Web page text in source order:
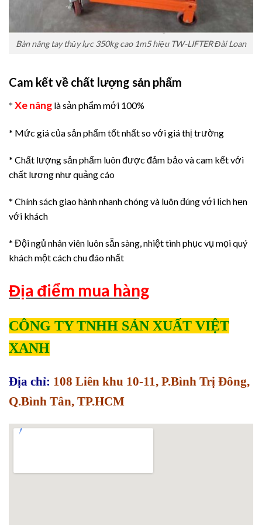
Bàn nâng tay thủy lực 350kg cao 1m5 hiệu TW-LIFTER Đài Loan
Cam kết về chất lượng sản phẩm
* Xe nâng là sản phẩm mới 100%
* Mức giá của sản phẩm tốt nhất so với giá thị trường
* Chất lượng sản phẩm luôn được đảm bảo và cam kết với
chất lương như quảng cáo
* Chính sách giao hành nhanh chóng và luôn đúng với lịch hẹn
với khách
* Đội ngủ nhân viên luôn sẵn sàng, nhiệt tình phục vụ mọi quý
khách một cách chu đáo nhất
Địa điểm mua hàng
CÔNG TY TNHH SẢN XUẤT VIỆT
XANH
Địa chỉ: 108 Liên khu 10-11, P.Bình Trị Đông,
Q.Bình Tân, TP.HCM